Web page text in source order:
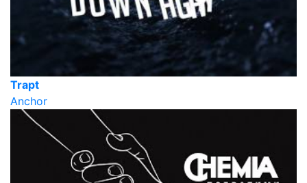
Trapt
Anchor